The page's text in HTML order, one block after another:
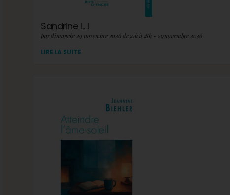
Sandrine L. I
par dimanche 29 novembre 2026 de 10h à 18h - 29 novembre 2026
LIRE LA SUITE